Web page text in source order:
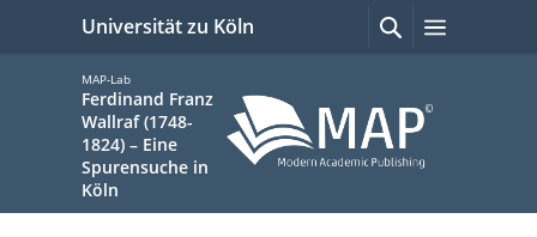
Universität zu Köln
Suchen
mit
MAP-Lab
Ferdinand Franz
Wallraf (1748-
1824) – Eine
Spurensuche in
Köln